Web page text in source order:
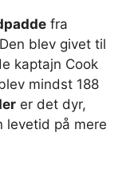
fra
blev givet til
kaptajn Cook
mindst 188
er det dyr,
levetid på mere